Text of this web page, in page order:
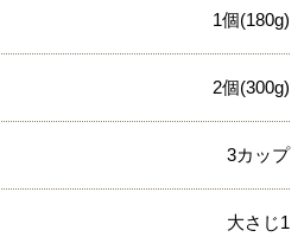
1個(180g)
2個(300g)
3カップ
大さじ1